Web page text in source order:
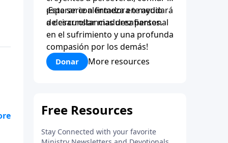
esperar con firmeza en medio
de circunstancias desafiantes.
¡Esta serie alentadora te ayudará
a desarrollar madurez personal
en el sufrimiento y una profunda
compasión por los demás!
Donar More resources